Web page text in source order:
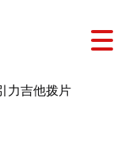
力吉他拨片